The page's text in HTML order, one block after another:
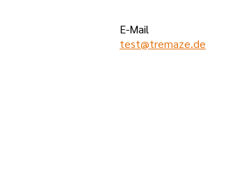
E-Mail
test@tremaze.de